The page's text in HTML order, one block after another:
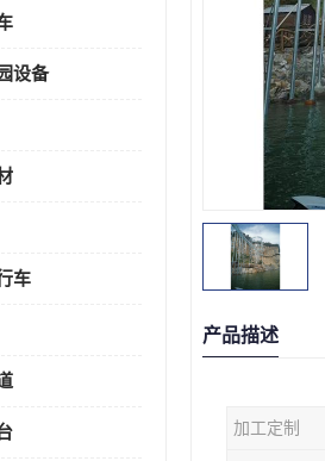
设备
车
产品描述
加工定制